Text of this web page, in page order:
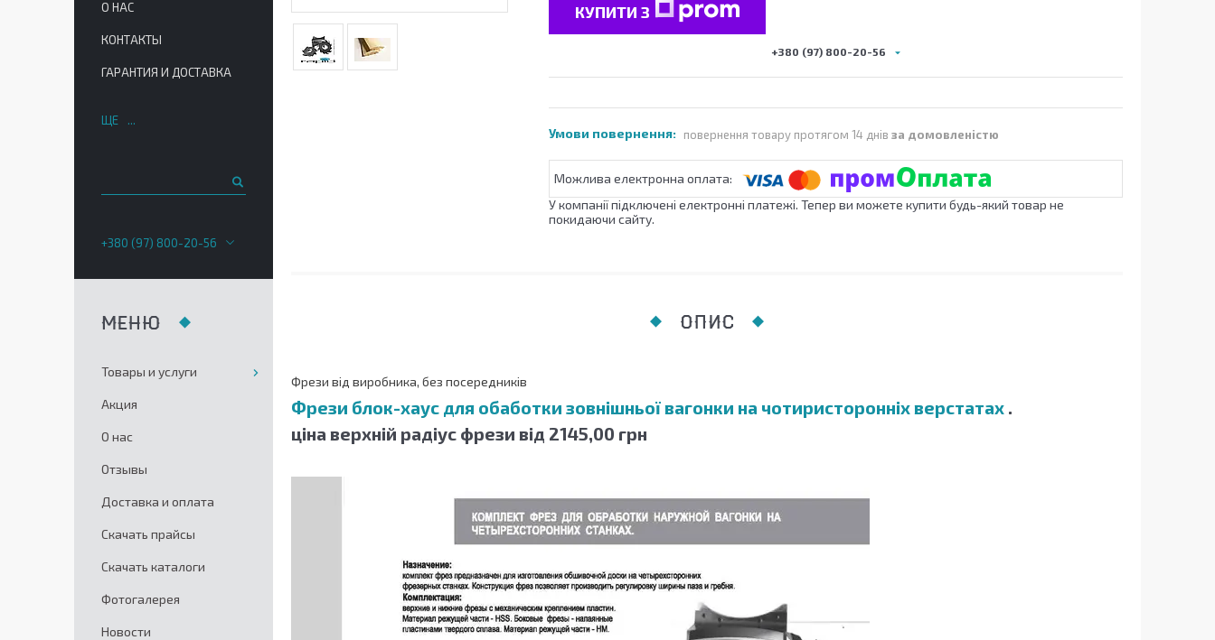
КУПИТИ З
+380 (97) 800-20-56
повернення товару протягом 14 днів за домовленістю
У компанії підключені електронні платежі. Тепер ви можете купити будь-який товар не
покидаючи сайту.
ОПИС
Фрези від виробника, без посередників
Фрези блок-хаус для обаботки зовнішньої вагонки на чотиристоронніх верстатах .
ціна верхній радіус фрези від 2145,00 грн
О НАС
КОНТАКТЫ
ГАРАНТИЯ И ДОСТАВКА
ЩЕ
+380 (97) 800-20-56
Товары и услуги
Акция
О нас
Отзывы
Доставка и оплата
Скачать прайсы
Скачать каталоги
Фотогалерея
Новости